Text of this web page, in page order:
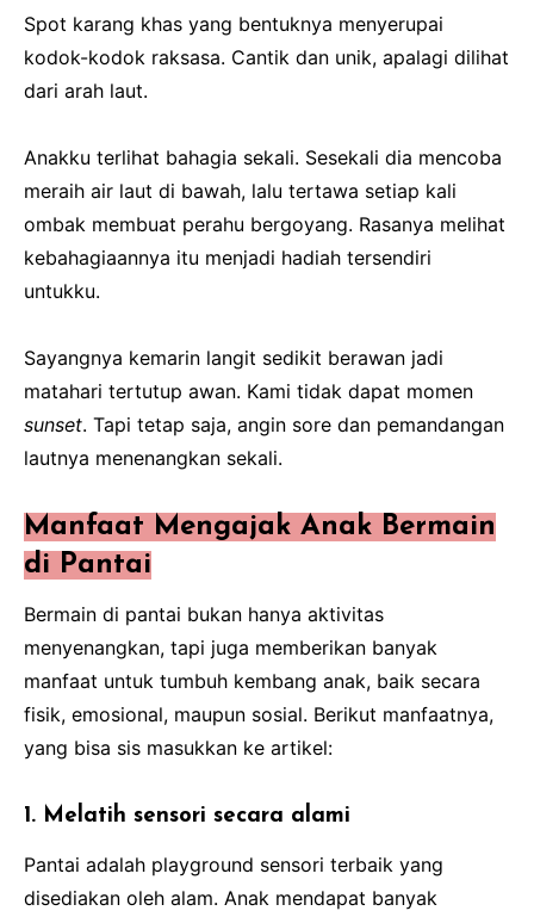
Spot karang khas yang bentuknya menyerupai
kodok-kodok raksasa. Cantik dan unik, apalagi dilihat
dari arah laut.
Anakku terlihat bahagia sekali. Sesekali dia mencoba
meraih air laut di bawah, lalu tertawa setiap kali
ombak membuat perahu bergoyang. Rasanya melihat
kebahagiaannya itu menjadi hadiah tersendiri
untukku.
Sayangnya kemarin langit sedikit berawan jadi
matahari tertutup awan. Kami tidak dapat momen
sunset. Tapi tetap saja, angin sore dan pemandangan
lautnya menenangkan sekali.
Manfaat Mengajak Anak Bermain
di Pantai
Bermain di pantai bukan hanya aktivitas
menyenangkan, tapi juga memberikan banyak
manfaat untuk tumbuh kembang anak, baik secara
fisik, emosional, maupun sosial. Berikut manfaatnya,
yang bisa sis masukkan ke artikel:
1. Melatih sensori secara alami
Pantai adalah playground sensori terbaik yang
disediakan oleh alam. Anak mendapat banyak